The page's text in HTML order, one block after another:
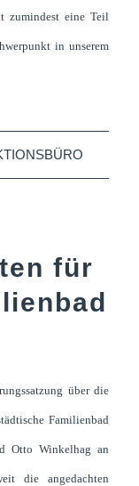
zumindest eine Teil
in unserem
für
über die
Familienbad
Otto Winkelhag an
die angedachten